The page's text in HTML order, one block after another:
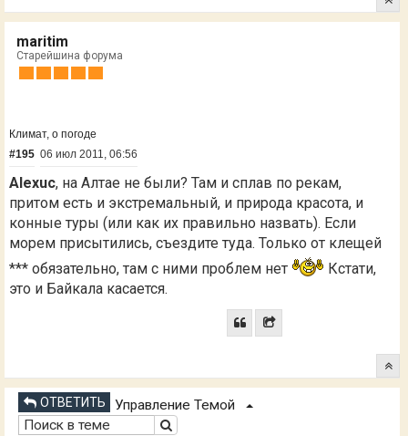
maritim
Старейшина форума
Климат, о погоде
#195 06 июл 2011, 06:56
Alexuc, на Алтае не были? Там и сплав по рекам,
притом есть и экстремальный, и природа красота, и
конные туры (или как их правильно назвать). Если
морем присытились, съездите туда. Только от клещей
*** обязательно, там с ними проблем нет
Кстати,
это и Байкала касается.
ОТВЕТИТЬ Управление Темой